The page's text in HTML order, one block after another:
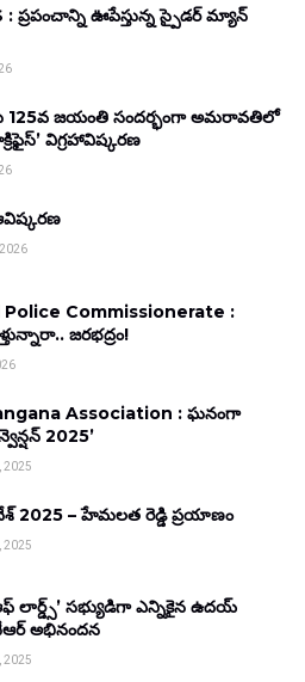
: ప్రపంచాన్ని ఊపేస్తున్న స్పైడర్ మ్యాన్
125వ జయంతి సందర్భంగా అమరావతిలో
విగ్రహావిష్కరణ
2026
Police Commissionerate :
జరభద్రం!
Association : ఘనంగా
2025’
2025
2025 – హేమలత రెడ్డి ప్రయాణం
2025
లార్డ్స్’ సభ్యుడిగా ఎన్నికైన ఉదయ్
అభినందన
2025